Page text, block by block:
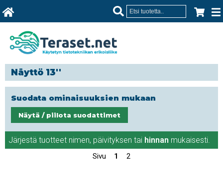
Näyttö 13''
Suodata ominaisuuksien mukaan
Näytä / piilota suodattimet
Järjestä tuotteet nimen, päivityksen tai hinnan mukaisesti.
Sivu 1 2